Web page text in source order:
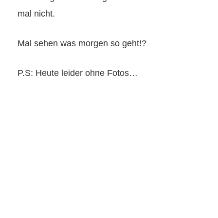
mal nicht.
Mal sehen was morgen so geht!?
P.S: Heute leider ohne Fotos…